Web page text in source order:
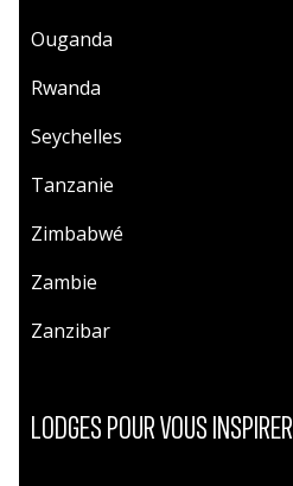
Ouganda
Rwanda
Seychelles
Tanzanie
Zimbabwé
Zambie
Zanzibar
LODGES POUR VOUS INSPIRER